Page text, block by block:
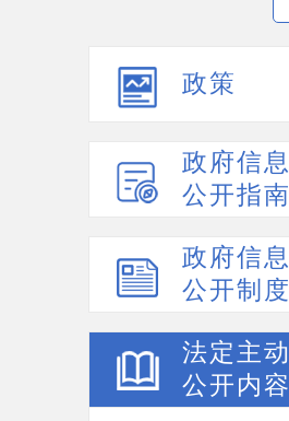
政策
政府信息
公开指南
政府信息
公开制度
法定主动
公开内容